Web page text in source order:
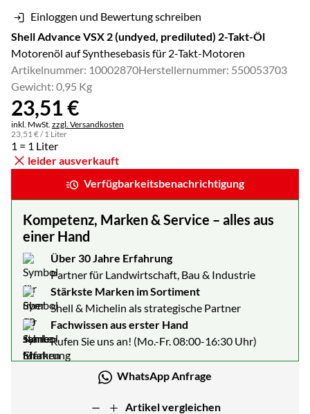
Einloggen und Bewertung schreiben
Shell Advance VSX 2 (undyed, prediluted) 2-Takt-Öl
Motorenöl auf Synthesebasis für 2-Takt-Motoren
Artikelnummer: 10002870Herstellernummer: 550053703
Gewicht: 0,95 Kg
23,51€
Steuerhinweis:
inkl. MwSt. zzgl. Versandkosten
23,51€/ 1 Liter
1 = 1 Liter
leider ausverkauft
Verfügbarkeitsbenachrichtigung
Kompetenz, Marken & Service – alles aus
einer Hand
Über 30 Jahre Erfahrung
Partner für Landwirtschaft, Bau & Industrie
Stärkste Marken im Sortiment
Shell & Michelin als strategische Partner
Fachwissen aus erster Hand
Rufen Sie uns an! (Mo.-Fr. 08:00-16:30 Uhr)
WhatsApp Anfrage
Artikel vergleichen